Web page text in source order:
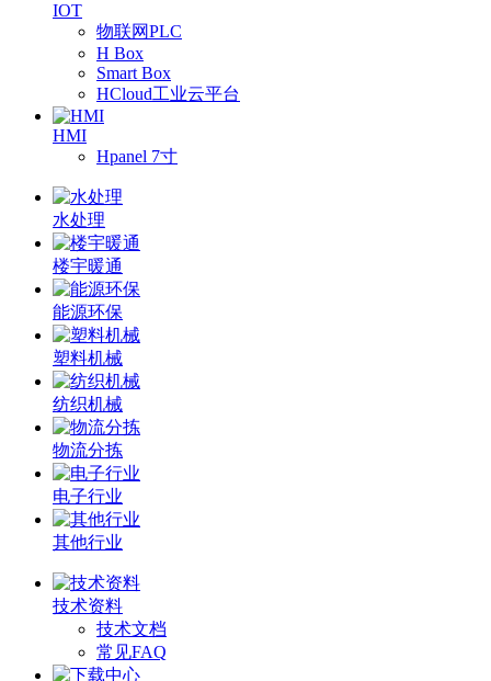
IOT
物联网PLC
H Box
Smart Box
HCloud工业云平台
HMI
Hpanel 7寸
水处理
楼宇暖通
能源环保
塑料机械
纺织机械
物流分拣
电子行业
其他行业
技术资料
技术文档
常见FAQ